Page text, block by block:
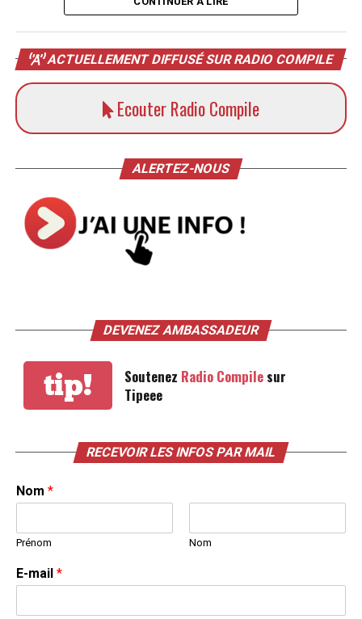
ACTUELLEMENT DIFFUSÉ SUR RADIO COMPILE
Ecouter Radio Compile
ALERTEZ-NOUS
DEVENEZ AMBASSADEUR
tip! Soutenez Radio Compilesur
Tipeee
RECEVOIR LES INFOS PAR MAIL
Nom *
Prénom Nom
E-mail *